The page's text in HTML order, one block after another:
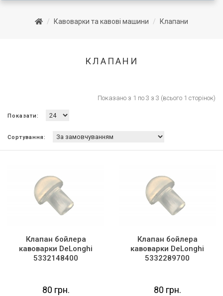
Кавоварки та кавові машини Клапани
КЛАПАНИ
Показано з 1 по 3 з 3 (всього 1 сторінок)
Показати:
Сортування:
Клапан бойлера
кавоварки DeLonghi
5332148400
80 грн.
Клапан бойлера
кавоварки DeLonghi
5332289700
80 грн.